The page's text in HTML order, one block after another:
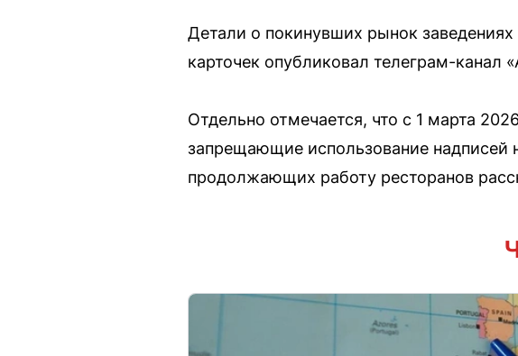
Детали о покинувших рынок
карточек опубликовал телеграм-
Отдельно отмечается, что с 1 марта
запрещающие использование надписей
продолжающих работу ресторанов